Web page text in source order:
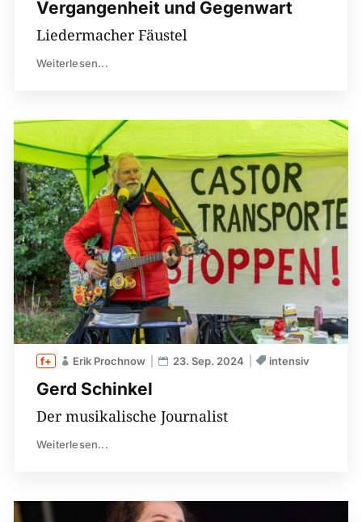
Vergangenheit und Gegenwart
Liedermacher Fäustel
Weiterlesen...
Gerd Schinkel
Erik Prochnow 23. Sep. 2024 intensiv
Der musikalische Journalist
Weiterlesen...